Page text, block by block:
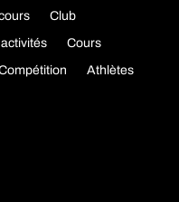
Club
Cours
Athlètes